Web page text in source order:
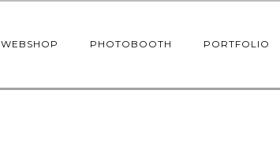
WEBSHOP PHOTOBOOTH PORTFOLIO